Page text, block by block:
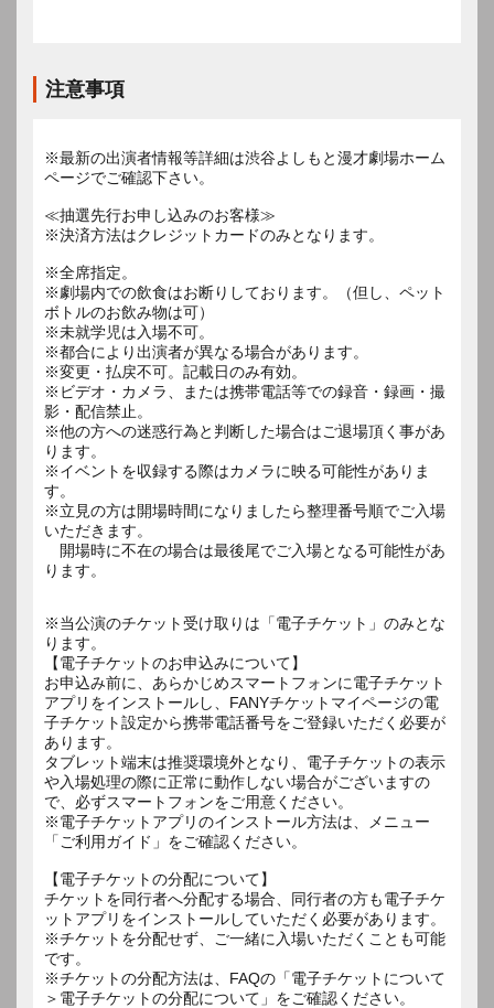
注意事項
※最新の出演者情報等詳細は渋谷よしもと漫才劇場ホーム
ページでご確認下さい。
≪抽選先行お申し込みのお客様≫
※決済方法はクレジットカードのみとなります。
※全席指定。
※劇場内での飲食はお断りしております。（但し、ペット
ボトルのお飲み物は可）
※未就学児は入場不可。
※都合により出演者が異なる場合があります。
※変更・払戻不可。記載日のみ有効。
※ビデオ・カメラ、または携帯電話等での録音・録画・撮
影・配信禁止。
※他の方への迷惑行為と判断した場合はご退場頂く事があ
ります。
※イベントを収録する際はカメラに映る可能性がありま
す。
※立見の方は開場時間になりましたら整理番号順でご入場
いただきます。
開場時に不在の場合は最後尾でご入場となる可能性があ
ります。
※当公演のチケット受け取りは「電子チケット」のみとな
ります。
【電子チケットのお申込みについて】
お申込み前に、あらかじめスマートフォンに電子チケット
アプリをインストールし、FANYチケットマイページの電
子チケット設定から携帯電話番号をご登録いただく必要が
あります。
タブレット端末は推奨環境外となり、電子チケットの表示
や入場処理の際に正常に動作しない場合がございますの
で、必ずスマートフォンをご用意ください。
※電子チケットアプリのインストール方法は、メニュー
「ご利用ガイド」をご確認ください。
【電子チケットの分配について】
チケットを同行者へ分配する場合、同行者の方も電子チケ
ットアプリをインストールしていただく必要があります。
※チケットを分配せず、ご一緒に入場いただくことも可能
です。
※チケットの分配方法は、FAQの「電子チケットについて
＞電子チケットの分配について」をご確認ください。